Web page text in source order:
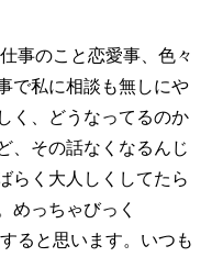
事のこと恋愛事、色々
で私に相談も無しにや
く、どうなってるのか
、その話なくなるんじ
らく大人しくしてたら
めっちゃびっく
ると思います。いつも